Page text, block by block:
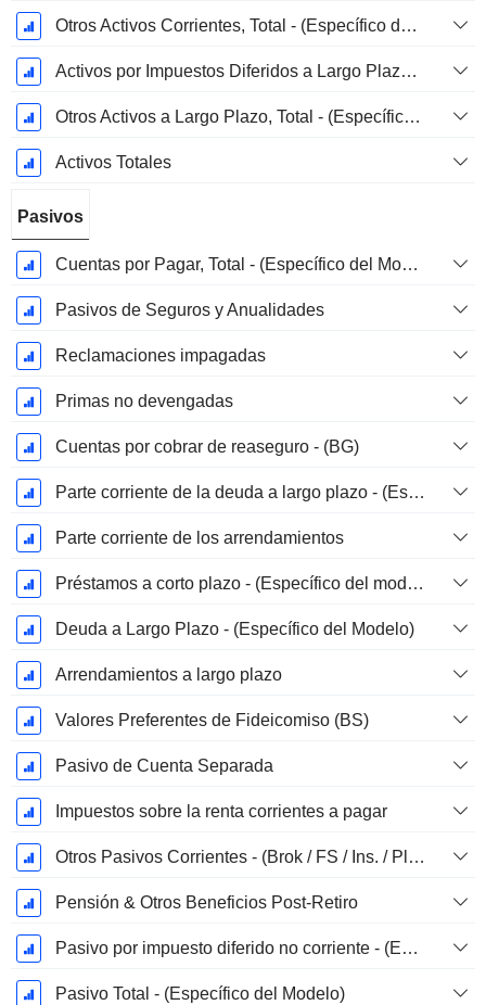
Otros Activos Corrientes, Total - (Específico del Modelo)
Activos por Impuestos Diferidos a Largo Plazo (Recaudados)
Otros Activos a Largo Plazo, Total - (Específico del Modelo)
Activos Totales
Pasivos
Cuentas por Pagar, Total - (Específico del Modelo)
Pasivos de Seguros y Anualidades
Reclamaciones impagadas
Primas no devengadas
Cuentas por cobrar de reaseguro - (BG)
Parte corriente de la deuda a largo plazo - (Específico del modelo)
Parte corriente de los arrendamientos
Préstamos a corto plazo - (Específico del modelo)
Deuda a Largo Plazo - (Específico del Modelo)
Arrendamientos a largo plazo
Valores Preferentes de Fideicomiso (BS)
Pasivo de Cuenta Separada
Impuestos sobre la renta corrientes a pagar
Otros Pasivos Corrientes - (Brok / FS / Ins. / Plantilla REIT)
Pensión & Otros Beneficios Post-Retiro
Pasivo por impuesto diferido no corriente - (Específico del modelo)
Pasivo Total - (Específico del Modelo)